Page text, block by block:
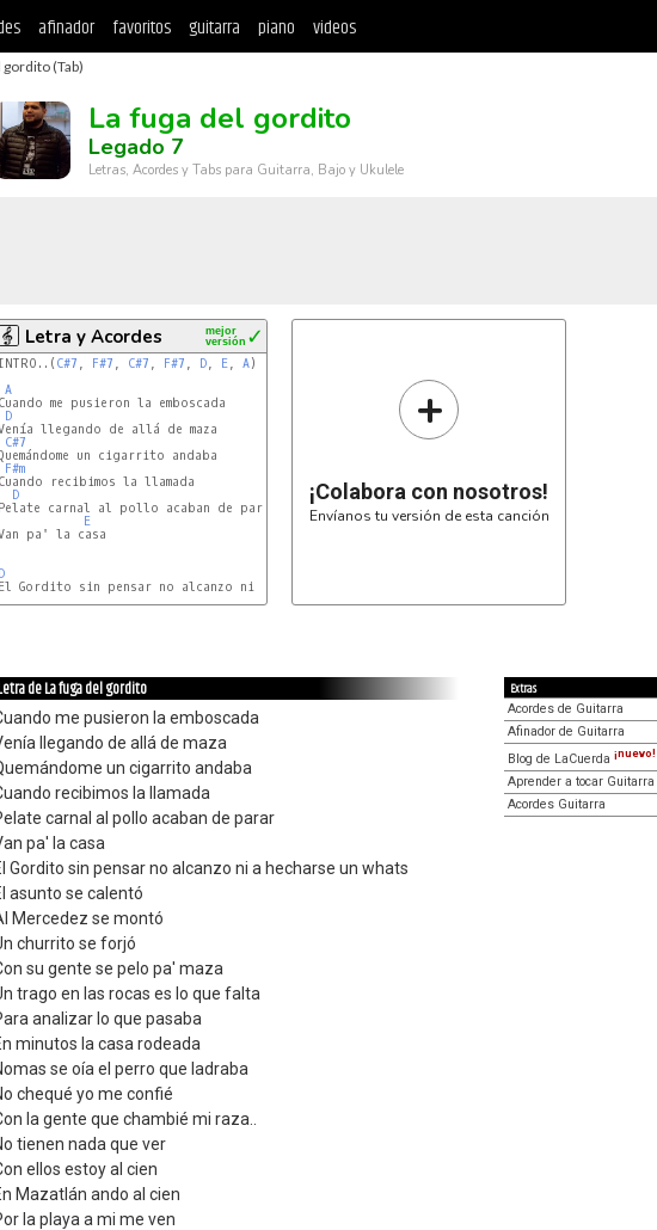
afinador favoritos guitarra piano videos
gordito (Tab)
La fuga del gordito
Legado 7
Letras, Acordes y Tabs para Guitarra, Bajo y Ukulele
Letra y Acordes ✓
mejor
versión
C#7 , F#7 , C#7 , F#7 , D, E, A)
A
Cuando me pusieron la emboscada
D
llegando de allá de maza
C#7
un cigarrito andaba
F#m
Cuando recibimos la llamada
D
Pelate carnal al pollo acaban de parar
E
pa' la casa
D
+
¡Colabora con nosotros!
Envíanos tu versión de esta canción
de La fuga del gordito
me pusieron la emboscada
llegando de allá de maza
un cigarrito andaba
recibimos la llamada
carnal al pollo acaban de parar
pa' la casa
Gordito sin pensar no alcanzo ni a hecharse un whats
asunto se calentó
Mercedez se montó
churrito se forjó
su gente se pelo pa' maza
trago en las rocas es lo que falta
analizar lo que pasaba
minutos la casa rodeada
se oía el perro que ladraba
chequé yo me confié
la gente que chambié mi raza..
tienen nada que ver
ellos estoy al cien
Mazatlán ando al cien
la playa a mi me ven
Extras
Acordes de Guitarra
Afinador de Guitarra
Blog de LaCuerda ¡nuevo!
Aprender a tocar Guitarra
Acordes Guitarra